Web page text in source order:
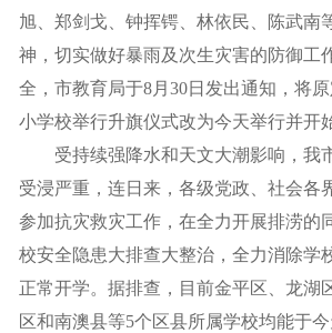
旭、郑剑戈、钟挥锷、林依民、陈武南
神，切实做好暴雨及次生灾害的防御工
全，市教育局于8月30日发出通知，将
小学校举行升旗仪式改为今天举行并开
受持续强降水和天文大潮影响，我
受浸严重，连日来，各级党政、社会各
参加抗灾救灾工作，在全力开展排涝的
校安全隐患大排查大整治，全力消除学
正常开学。据排查，目前金平区、龙湖
区和南澳县等5个区县所属学校均能于